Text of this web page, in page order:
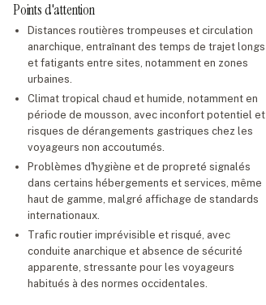
Points d'attention
Distances routières trompeuses et circulation
anarchique, entraînant des temps de trajet longs
et fatigants entre sites, notamment en zones
urbaines.
Climat tropical chaud et humide, notamment en
période de mousson, avec inconfort potentiel et
risques de dérangements gastriques chez les
voyageurs non accoutumés.
Problèmes d'hygiène et de propreté signalés
dans certains hébergements et services, même
haut de gamme, malgré affichage de standards
internationaux.
Trafic routier imprévisible et risqué, avec
conduite anarchique et absence de sécurité
apparente, stressante pour les voyageurs
habitués à des normes occidentales.